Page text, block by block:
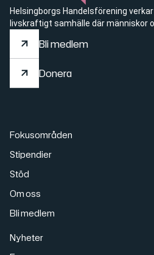
Helsingborgs Handelsförening
livskraftigt samhälle där människor
Bli medlem
Donera
Fokusområden
Stipendier
Stöd
Om oss
Bli medlem
Nyheter